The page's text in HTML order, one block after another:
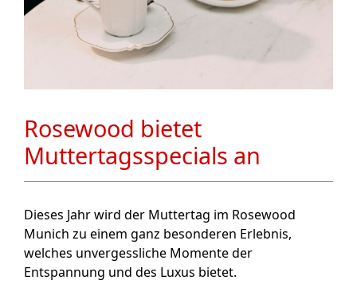
Rosewood bietet
Muttertagsspecials an
Dieses Jahr wird der Muttertag im Rosewood
Munich zu einem ganz besonderen Erlebnis,
welches unvergessliche Momente der
Entspannung und des Luxus bietet.